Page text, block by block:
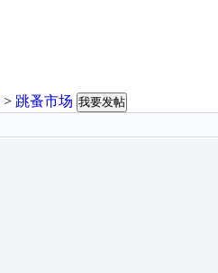
> 跳蚤市场 我要发帖